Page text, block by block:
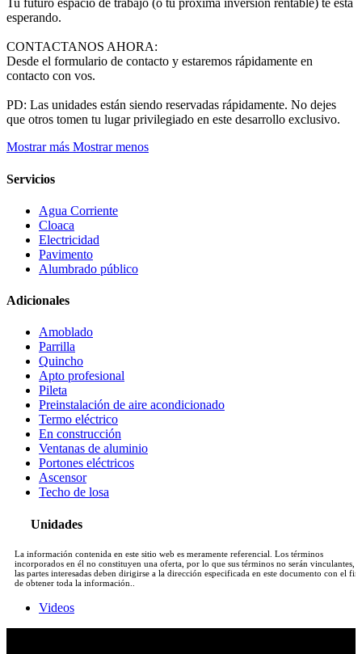
Tu futuro espacio de trabajo (o tu próxima inversión rentable) te está
esperando.
CONTACTANOS AHORA:
Desde el formulario de contacto y estaremos rápidamente en
contacto con vos.
PD: Las unidades están siendo reservadas rápidamente. No dejes
que otros tomen tu lugar privilegiado en este desarrollo exclusivo.
Mostrar más Mostrar menos
Servicios
Agua Corriente
Cloaca
Electricidad
Pavimento
Alumbrado público
Adicionales
Amoblado
Parrilla
Quincho
Apto profesional
Pileta
Preinstalación de aire acondicionado
Termo eléctrico
En construcción
Ventanas de aluminio
Portones eléctricos
Ascensor
Techo de losa
Unidades
La información contenida en este sitio web es meramente referencial. Los términos
incorporados en él no constituyen una oferta, por lo que sus términos no serán vinculantes, y
las partes interesadas deben dirigirse a la dirección especificada en este documento con el fin
de obtener toda la información..
Videos